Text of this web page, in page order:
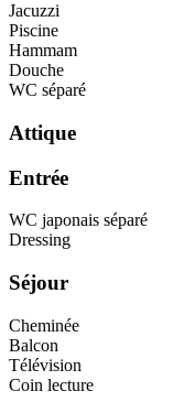
Jacuzzi
Piscine
Hammam
Douche
WC séparé
Attique
Entrée
WC japonais séparé
Dressing
Séjour
Cheminée
Balcon
Télévision
Coin lecture